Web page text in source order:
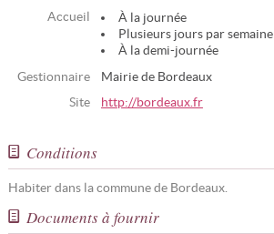
Accueil
À la journée
Plusieurs jours par semaine
À la demi-journée
Gestionnaire
Mairie de Bordeaux
Site
http://bordeaux.fr
Conditions
Habiter dans la commune de Bordeaux.
Documents à fournir